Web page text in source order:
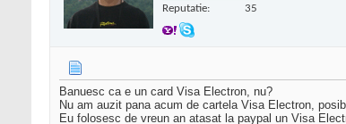
Reputatie: 35
Banuesc ca e un card Visa Electron, nu?
Nu am auzit pana acum de cartela Visa Electron,
Eu folosesc de vreun an atasat la paypal un Visa